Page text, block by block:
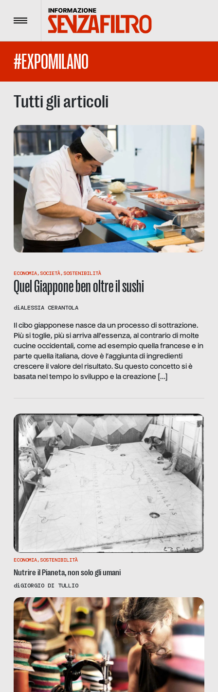
Menu
#EXPOMILANO
Tutti gli articoli
ECONOMIA, SOCIETÀ, SOSTENIBILITÀ
Quel Giappone ben oltre il sushi
diALESSIA CERANTOLA
Il cibo giapponese nasce da un processo di sottrazione.
Più si toglie, più si arriva all’essenza, al contrario di molte
cucine occidentali, come ad esempio quella francese e in
parte quella italiana, dove è l’aggiunta di ingredienti
crescere il valore del risultato. Su questo concetto si è
basata nel tempo lo sviluppo e la creazione […]
ECONOMIA, SOSTENIBILITÀ
Nutrire il Pianeta, non solo gli umani
diGIORGIO DI TULLIO